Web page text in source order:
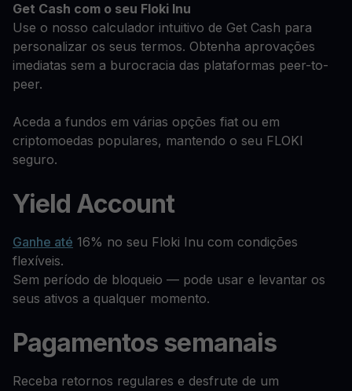
Get Cash com o seu Floki Inu
Use o nosso calculador intuitivo de Get Cash para
personalizar os seus termos. Obtenha aprovações
imediatas sem a burocracia das plataformas peer-to-
peer.
Aceda a fundos em várias opções fiat ou em
criptomoedas populares, mantendo o seu FLOKI
seguro.
Yield Account
Ganhe até 16% no seu Floki Inu com condições
flexíveis.
Sem período de bloqueio — pode usar e levantar os
seus ativos a qualquer momento.
Pagamentos semanais
Receba retornos regulares e desfrute de um